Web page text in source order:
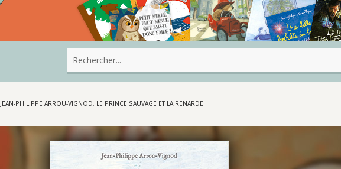
JEAN-PHILIPPE ARROU-VIGNOD, LE PRINCE SAUVAGE ET LA RENARDE